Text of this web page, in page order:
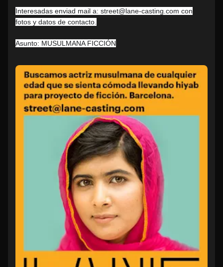
Interesadas enviad mail a: street@lane-casting.com con
fotos y datos de contacto.
Asunto: MUSULMANA FICCIÓN